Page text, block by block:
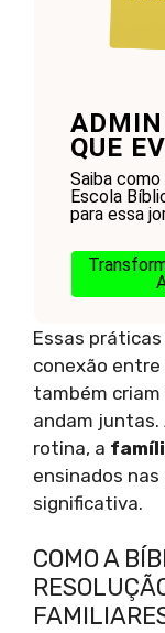
QUE
Saiba como
Escola
para essa
Essas
conexão entre
também
andam juntas.
rotina, a
ensinados
significativa.
COMO A